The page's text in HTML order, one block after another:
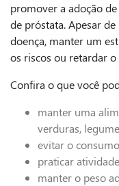
promover a adoção
de próstata. Apesar
doença, manter um
os riscos ou retardar
Confira o que você
manter uma
verduras,
evitar o
praticar
manter o peso